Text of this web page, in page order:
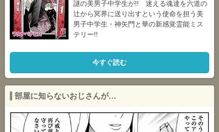
謎の美男子中学生が!! 迷える魂達を六道の
辻から冥界に送り出すという使命を担う美
男子中学生・神矢門と華の新感覚霊能ミス
テリー!!
今すぐ読む
部屋に知らないおじさんが…